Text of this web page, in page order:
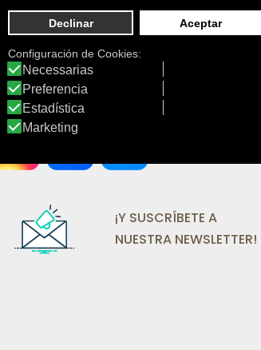
¡SÍGUENOS EN REDES!
¡Y SUSCRÍBETE A
NUESTRA NEWSLETTER!